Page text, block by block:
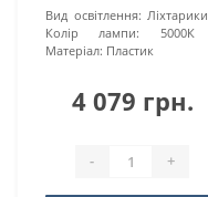
Вид освітлення: Ліхтарики
Колір лампи:
5000К
Матеріал: Пластик
4 079 грн.
- +